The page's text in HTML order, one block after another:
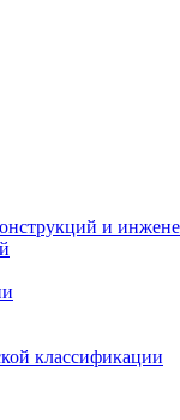
и
классификации